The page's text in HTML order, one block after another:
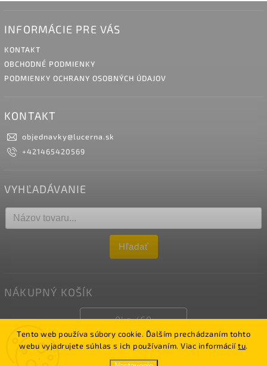
Tento web používa súbory cookie. Ďalším prechádzaním tohto
webu vyjadrujete súhlas s ich používaním. Viac informáciítu.
INFORMÁCIE PRE VÁS
KONTAKT
OBCHODNÉ PODMIENKY
PODMIENKY OCHRANY OSOBNÝCH ÚDAJOV
KONTAKT
objednavky@lucerna.sk
+421465420569
VYHĽADÁVANIE
Hľadať
NÁKUPNÝ KOŠÍK
0ks /€0
LUCERNA. Všetky práva vyhradené.